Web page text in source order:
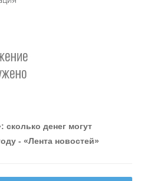
персонал - «Интервью»
сколько денег могут
- «Лента новостей»